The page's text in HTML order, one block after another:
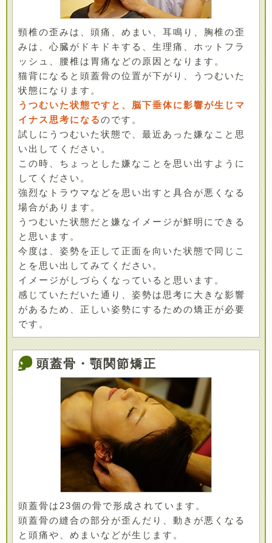
頸椎の歪みは、頭痛、めまい、耳鳴り、胸椎の歪
みは、心臓がドキドキする、生理痛、ホットフラ
ッシュ、腰椎は胃痛などの原因となります。
猫背になると頭蓋骨の位置が下がり、うつむいた
状態になります。
うつむいた状態ですと、脳下垂体に影響が生じマ
イナス思考になるのです。
試しにうつむいた状態で、最近あった嫌なこと思
い出してください。
この時、ちょっとした嫌なことを思い出すように
してください。
強烈なトラウマなどを思い出すと具合が悪くなる
場合があります。
うつむいた状態だと嫌なイメージが鮮明にできる
と思います。
今度は、姿勢を正して正面を向いた状態で同じこ
とを思い出してみてください。
イメージがしづらくなっていると思います。
感じていただいた通り、姿勢は思考に大きな影響
があるため、正しい姿勢にするための矯正が必要
です。
頭蓋骨・顎関節矯正
頭蓋骨は23個の骨で形成されています。
頭蓋骨の縫合の部分が歪んだり、動きが悪くなる
と頭痛や、めまいなどが生じます。